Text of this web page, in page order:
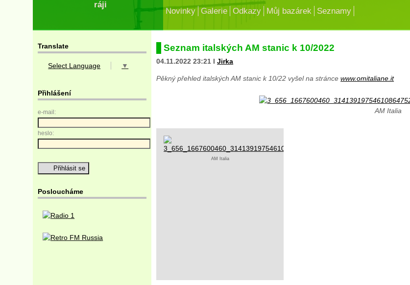
ráji
Novinky Galerie Odkazy Můj bazárek Seznamy
Translate
Select Language ▼
Přihlášení
e-mail:
heslo:
Posloucháme
Seznam italských AM stanic k 10/2022
04.11.2022 23:21 IJirka
Pěkný přehled italských AM stanic k 10/22 vyšel na stráncewww.omitaliane.it
AM Italia
AM Italia